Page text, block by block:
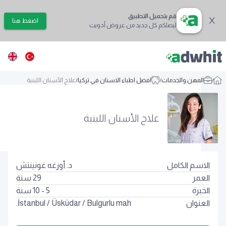
قم بتحميل التطبيق
ليصلكم كل جديد من عروض أدويت
اضغط هنا
/ المهن والخدمات/ افضل اطباء الاسنان في تركيا/علاج الأسنان اللبنية
علاج الأسنان اللبنية
الاسم الكامل
د. أوزغه غونينتش
العمر
29 سنة
الخبرة
5 - 10 سنة
العنوان
İstanbul / Üsküdar/ Bulgurlu mah.